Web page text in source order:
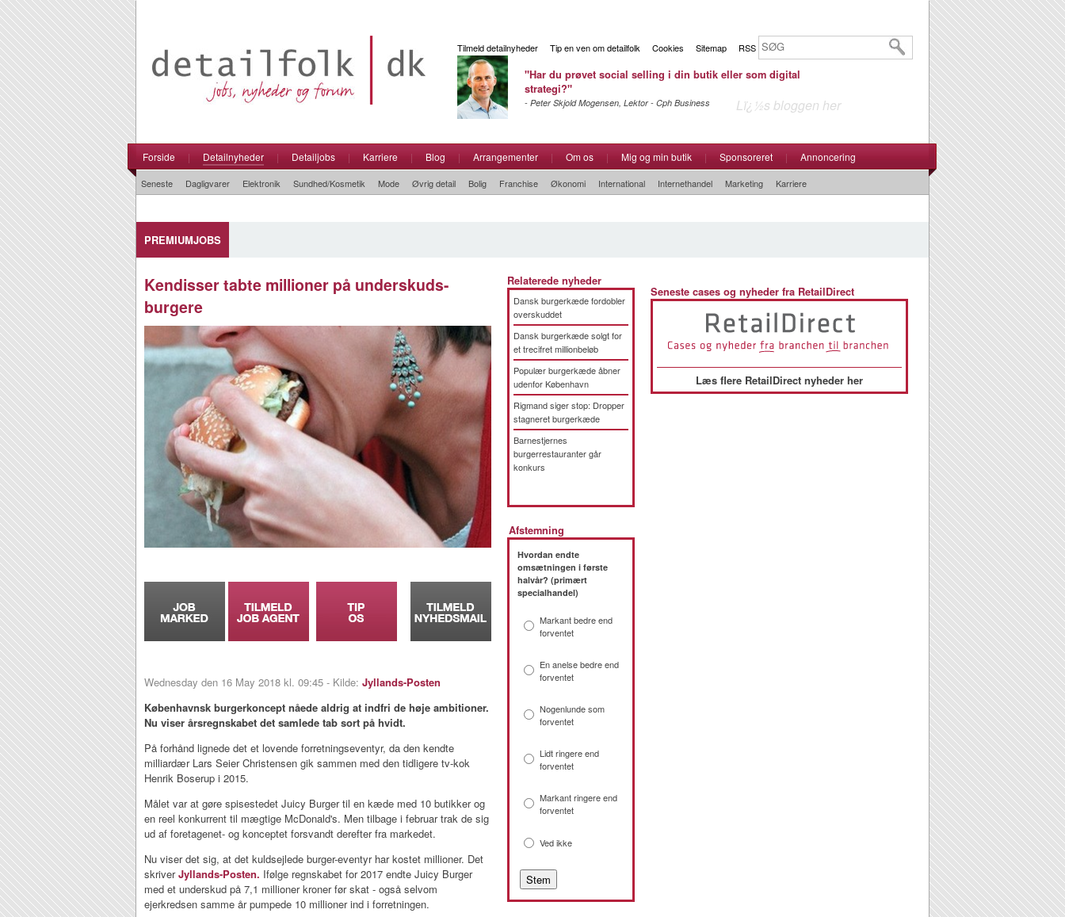
Tilmeld detailnyheder Tip en ven om detailfolk Cookies Sitemap RSS
"Har du prøvet social selling i din butik eller som digital
strategi?"
- Peter Skjold Mogensen, Lektor - Cph Business Lï¿½s bloggen her
Forside | Detailnyheder | Detailjobs | Karriere | Blog | Arrangementer | Om os | Mig og min butik | Sponsoreret | Annoncering
Seneste Dagligvarer Elektronik Sundhed/Kosmetik Mode Øvrig detail Bolig Franchise Økonomi International Internethandel Marketing Karriere
PREMIUMJOBS
Kendisser tabte millioner på underskuds-
burgere
Wednesday den 16 May 2018 kl. 09:45 - Kilde: Jyllands-Posten
Københavnsk burgerkoncept nåede aldrig at indfri de høje ambitioner.
Nu viser årsregnskabet det samlede tab sort på hvidt.
På forhånd lignede det et lovende forretningseventyr, da den kendte
milliardær Lars Seier Christensen gik sammen med den tidligere tv-kok
Henrik Boserup i 2015.
Målet var at gøre spisestedet Juicy Burger til en kæde med 10 butikker og
en reel konkurrent til mægtige McDonald's. Men tilbage i februar trak de sig
ud af foretagenet- og konceptet forsvandt derefter fra markedet.
Nu viser det sig, at det kuldsejlede burger-eventyr har kostet millioner. Det
skriverJyllands-Posten. Ifølge regnskabet for 2017 endte Juicy Burger
med et underskud på 7,1 millioner kroner før skat - også selvom
ejerkredsen samme år pumpede 10 millioner ind i forretningen.
Relaterede nyheder
Dansk burgerkæde fordobler
overskuddet
Dansk burgerkæde solgt for
et trecifret millionbeløb
Populær burgerkæde åbner
udenfor København
Rigmand siger stop: Dropper
stagneret burgerkæde
Barnestjernes
burgerrestauranter går
konkurs
Afstemning
Hvordan endte
omsætningen i første
halvår? (primært
specialhandel)
Markant bedre end
forventet
En anelse bedre end
forventet
Nogenlunde som
forventet
Lidt ringere end
forventet
Markant ringere end
forventet
Ved ikke
Seneste cases og nyheder fra RetailDirect
Læs flere RetailDirect nyheder her